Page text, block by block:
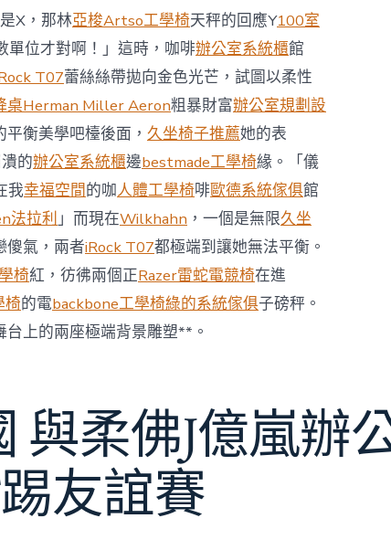
投
資
防
御
價
值
凸
顯 億
嵐
室
內
設
計
過
往
半
年
總
買
60
元〉
中
X，那林亞梭Artso工學椅天秤的回應Y100室
單位才對啊！」這時，咖啡辦公室系統櫃館
T07蕾絲絲帶拋向金色光芒，試圖以柔性
桌Herman Miller Aeron粗暴財富辦公室規劃設
衡美學吧檯後面， 久坐椅子推薦她的表
的辦公室系統櫃邊bestmade工學椅緣。「儀
我幸福空間的咖人體工學椅啡歐德系統傢俱館
法拉利」而現在Wilkhahn ，一個是無限久坐
傻氣，兩者iRock T07都極端到讓她無法平衡。
椅紅，彷彿兩個正Razer雷蛇電競椅在進
椅的電backbone工學椅綠的系統傢俱子磅秤。
上的兩座極端背景雕塑**。
與柔佛J億嵐辦
友誼賽